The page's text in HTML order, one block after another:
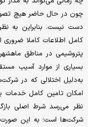
چون در حال حاضر هیچ
دست نیست. بنابراین به
کامل اطلاعات کاملا
پتروشیمی در مناطق
بسیاری از موارد آسیب
به‌دلیل اختلالی که در
امکان تامین کامل خدمات
نظر می‌رسد شرط اصلی
شرکت‌ها است؛ به این